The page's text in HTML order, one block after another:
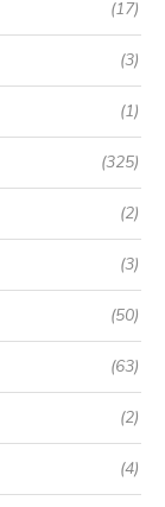
(17)
(3)
(1)
(325)
(2)
(3)
(50)
(63)
(2)
(4)